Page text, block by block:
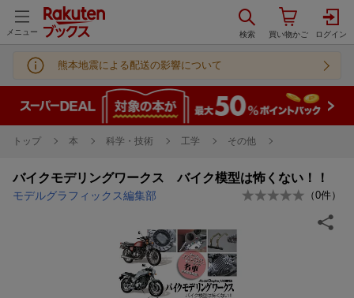
メニュー
熊本地震による配送の影響について
トップ 本 科学・技術 工学 その他
バイクモデリングワークス バイク模型は怖くない！！
モデルグラフィックス編集部 （0件）